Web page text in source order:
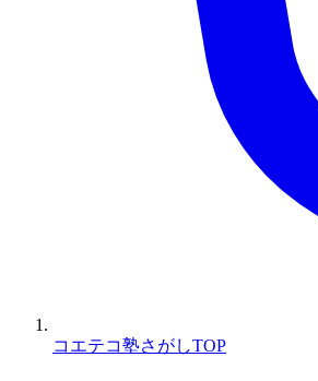
コエテコ塾さがしTOP